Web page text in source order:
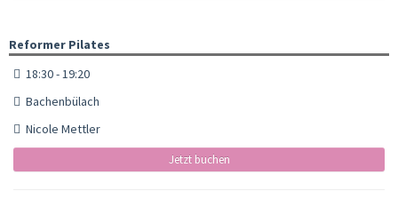
Reformer Pilates
18:30 - 19:20
Bachenbülach
Nicole Mettler
Jetzt buchen